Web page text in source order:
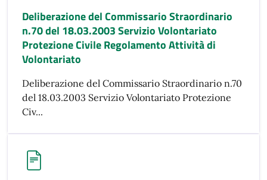
Deliberazione del Commissario Straordinario
n.70 del 18.03.2003 Servizio Volontariato
Protezione Civile Regolamento Attività di
Volontariato
Deliberazione del Commissario Straordinario n.70
del 18.03.2003 Servizio Volontariato Protezione
Civ...